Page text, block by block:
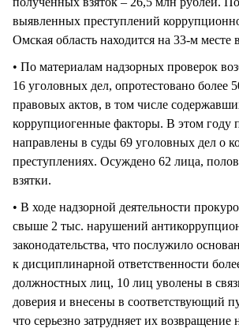
выявленных преступлений
Омская область находится на 33-м месте
• По материалам надзорных проверок
16 уголовных дел, опротестовано более
правовых актов, в том числе
коррупциогенные факторы. В этом году
направлены в суды 69 уголовных дел о
преступлениях. Осуждено 62 лица,
взятки.
• В ходе надзорной деятельности
свыше 2 тыс. нарушений
законодательства, что послужило
к дисциплинарной ответственности
должностных лиц, 10 лиц уволены в
доверия и внесены в соответствующий
что серьезно затрудняет их возвращение